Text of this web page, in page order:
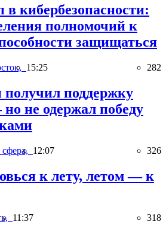
кибербезопасности:
полномочий к
защищаться
15:25 282
поддержку
не одержал победу
12:07 326
к лету, летом — к
11:37 318